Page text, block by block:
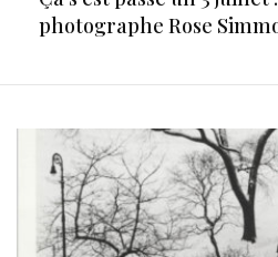
photographe Rose